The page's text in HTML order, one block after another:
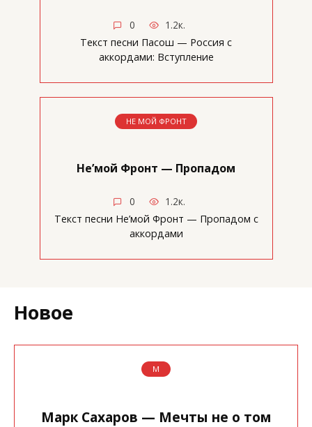
0
1.2к.
Текст песни Пасош — Россия с
аккордами: Вступление
НЕ МОЙ ФРОНТ
Не’мой Фронт — Пропадом
0
1.2к.
Текст песни Не’мой Фронт — Пропадом с
аккордами
Новое
М
Марк Сахаров — Мечты не о том